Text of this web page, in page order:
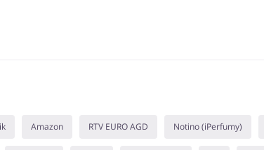
Amazon RTV EURO AGD Notino (iPerfumy)